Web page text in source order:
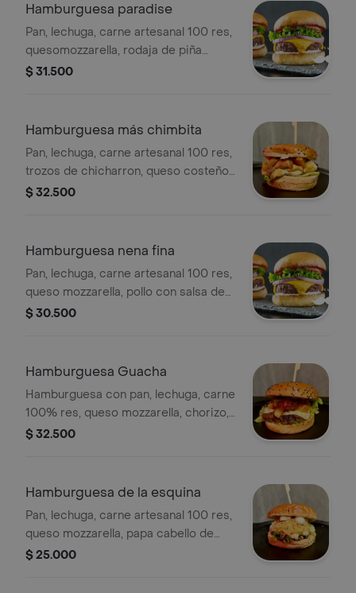
Hamburguesa paradise
Pan, lechuga, carne artesanal 100 res,
quesomozzarella, rodaja de piña
caramelizada, tocineta y salsarosa de
$ 31.500
Hamburguesa más chimbita
Pan, lechuga, carne artesanal 100 res,
trozos de chicharron, queso costeño
asado, plátano maduro caramelizado y
$ 32.500
Hamburguesa nena fina
Pan, lechuga, carne artesanal 100 res,
queso mozzarella, pollo con salsa de
champiñones y salsa rosa de la casa.
$ 30.500
Hamburguesa Guacha
Hamburguesa con pan, lechuga, carne
100% res, queso mozzarella, chorizo,
chimichurri, piña caramelizada y salsa
$ 32.500
Hamburguesa de la esquina
Pan, lechuga, carne artesanal 100 res,
queso mozzarella, papa cabello de
angel, huevos de codorniz, salsa de
$ 25.000